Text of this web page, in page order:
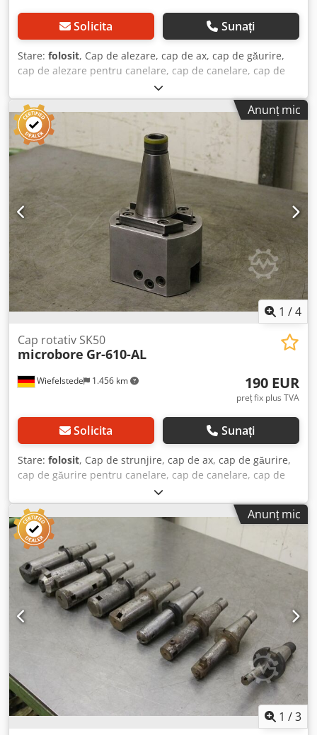
Solicita Sunați
Stare: folosit, Cap de alezare, cap de ax, cap de găurire,
cap de alezare pentru canelare, cap de canelare, cap de
găurire pe ax, cap de alezare pentru ax, unealtă pentru ax
- Prindere: SK40 - Diametru: 120-170 mm - Lungime totală
unealtă: 300 mm - dotare: șurub de prindere CNC -
Cantitate: 3 unelte de ax disponibile - Preț: per bucată
Dsdpfx Aec Il Egsf Aock - Greutate: 7 kg
Anunț mic
1 /4
Wiefelstede 1.456 km
Cap rotativ SK50
microbore Gr-610-AL
190 EUR
preț fix plus TVA
Solicita Sunați
Stare: folosit, Cap de strunjire, cap de ax, cap de găurire,
cap de găurire pentru canelare, cap de canelare, cap de
găurire cu ax, cap de alezare, unealtă pentru ax - Unealtă
pentru ax - Prindere: SK50 Dcedpfx Asd Dh Dgsf Ask -
Dimensiune ax - Cantitate: 2x prinderi disponibile - Preț:
per bucată - Dimensiuni: 158/115/H250 mm - Greutate: 7,7
kg
Anunț mic
1 /3